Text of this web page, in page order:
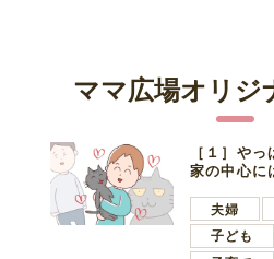
ママ広場オリジ
［１］や
家の中心に
夫婦
子ども